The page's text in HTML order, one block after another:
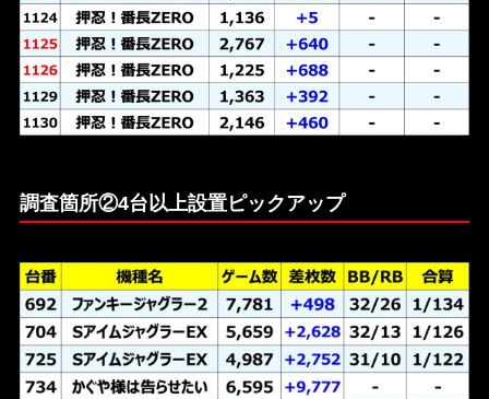
調査箇所②4台以上設置ピックアップ